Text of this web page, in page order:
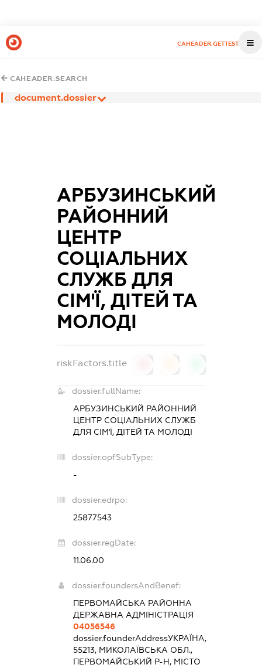
CAHEADER.GETTEST
CAHEADER.SEARCH
document.dossier
АРБУЗИНСЬКИЙ
РАЙОННИЙ
ЦЕНТР
СОЦІАЛЬНИХ
СЛУЖБ ДЛЯ
СІМ'Ї, ДІТЕЙ ТА
МОЛОДІ
riskFactors.title
dossier.fullName:
АРБУЗИНСЬКИЙ РАЙОННИЙ
ЦЕНТР СОЦІАЛЬНИХ СЛУЖБ
ДЛЯ СІМ'Ї, ДІТЕЙ ТА МОЛОДІ
dossier.opfSubType:
-
dossier.edrpo:
25877543
dossier.regDate:
11.06.00
dossier.foundersAndBenef:
ПЕРВОМАЙСЬКА РАЙОННА
ДЕРЖАВНА АДМІНІСТРАЦІЯ
04056546
dossier.founderAddressУКРАЇНА,
55213, МИКОЛАЇВСЬКА ОБЛ.,
ПЕРВОМАЙСЬКИЙ Р-Н, МІСТО